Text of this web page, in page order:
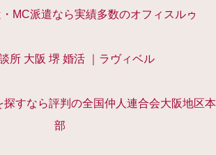
MC派遣なら実績多数のオフィスルゥ
所 大阪 堺 婚活 ｜ラヴィベル
探すなら評判の全国仲人連合会大阪地区本
部